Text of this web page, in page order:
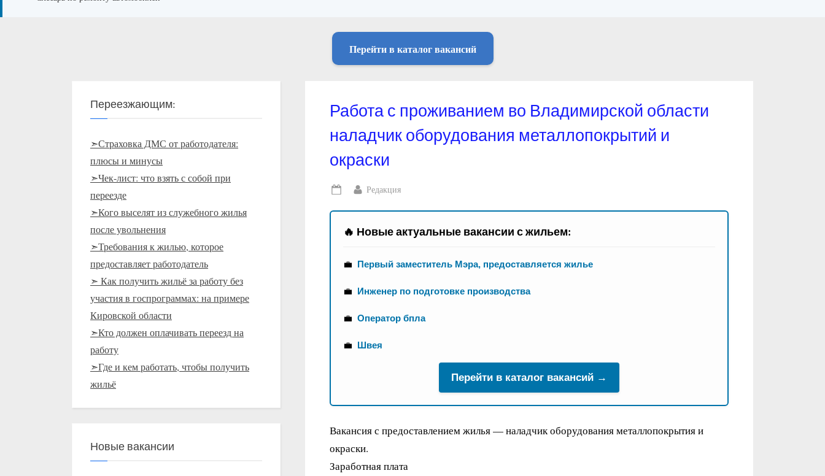
Перейти в каталог вакансий
Работа с проживанием во Владимирской области
наладчик оборудования металлопокрытий и
окраски
Posted
on
By
Редакция
🔥 Новые актуальные вакансии с жильем:
💼 Первый заместитель Мэра, предоставляется жилье
💼 Инженер по подготовке производства
💼 Оператор бпла
💼 Швея
Перейти в каталог вакансий →
Вакансия с предоставлением жилья — наладчик оборудования металлопокрытия и
окраски.
Заработная плата
Переезжающим:
➣Страховка ДМС от работодателя:
плюсы и минусы
➣Чек-лист: что взять с собой при
переезде
➣Кого выселят из служебного жилья
после увольнения
➣Требования к жилью, которое
предоставляет работодатель
➣ Как получить жильё за работу без
участия в госпрограммах: на примере
Кировской области
➣Кто должен оплачивать переезд на
работу
➣Где и кем работать, чтобы получить
жильё
Новые вакансии